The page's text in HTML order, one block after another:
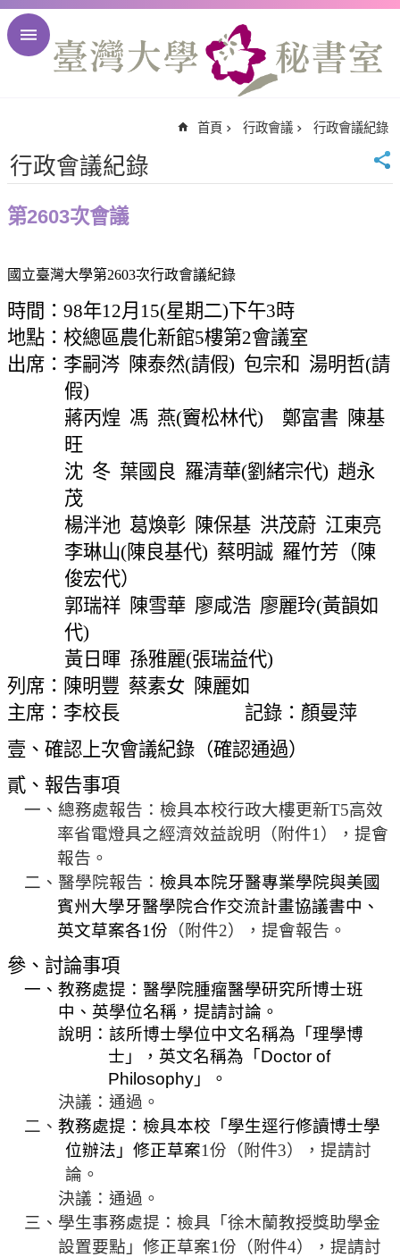
跳到主要內容區塊
首
頁
大
頁
大
校
訊
English
室
服
務
隊
編
會
議
校
劃
首頁 行政會議 行政會議紀錄
行政會議紀錄
第2603次會議
國立臺灣大學第2603次行政會議紀錄
時間： 98年12月 15(星期二)下午3時
地點：校總區農化新館5樓第2會議室
出席：李嗣涔 陳泰然(請假) 包宗和 湯明哲(請
假)
蔣丙煌 馮 燕(竇松林代) 鄭富書 陳基
旺
沈 冬 葉國良 羅清華(劉緒宗代) 趙永
茂
楊泮池 葛煥彰 陳保基 洪茂蔚 江東亮
李琳山(陳良基代) 蔡明誠 羅竹芳（陳
俊宏代）
郭瑞祥 陳雪華 廖咸浩 廖麗玲(黃韻如
代)
黃日暉 孫雅麗(張瑞益代)
列席：陳明豐 蔡素女 陳麗如
主席：李校長
記錄：顏曼萍
壹、確認上次會議紀錄（確認通過）
貳、報告事項
一、總務處報告：檢具本校行政大樓更新T5高效
率省電燈具之經濟效益說明（附件1 ） ， 提會
報告。
二、醫學院報告： 檢具本院牙醫專業學院與美國
賓州大學牙醫學院合作交流計畫協議書中、
英文草案各1份 （附件2） ， 提會報告。
參、 討論事項
一、教務處提：醫學院腫瘤醫學研究所博士班
中、英學位名稱，提請討論。
說明：該所博士學位中文名稱為「理學博
士」，英文名稱為「 Doctor of
Philosophy」。
決議：通過。
二、 教務處提：檢具本校「學生逕行修讀博士學
位辦法」修正草案1份 （附件3），提請討
論。
決議：通過。
三、學生事務處提：檢具「徐木蘭教授獎助學金
設置要點」修正草案1份（附件4） ， 提請討